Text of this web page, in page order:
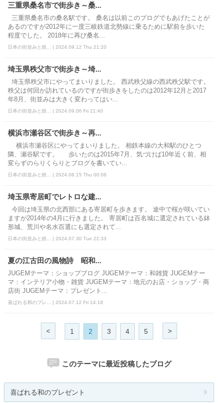
三重県桑名市で街歩き～桑...
三重県桑名市の桑名駅です。 桑名は以前このブログでもあげたことが
あるのですが2012年に一度三岐鉄道北勢線に乗るために駅前を歩いた
程度でした。 2018年に再び桑名...
日本の街並みと鉄... | 2024.09.12 Thu 21:20
埼玉県秩父市で街歩き～埼...
埼玉県秩父市にやってまいりました。 西武秩父線の西武秩父駅です。
秩父は何回か訪れているのですが街歩きをしたのは2012年12月と2017
年8月、街並みは大きく変わってはい...
日本の街並みと鉄... | 2024.09.06 Fri 21:40
横浜市瀬谷区で街歩き～再...
横浜市瀬谷区にやってまいりました。 相鉄本線の大和駅のひとつ
隣、瀬谷駅です。 歩いたのは2015年7月、気づけば10年近く前、相
変らずのらりくらりとブログを書いてい...
日本の街並みと鉄... | 2024.08.15 Thu 00:08
埼玉県寄居町でレトロな建...
今回は埼玉県の北西部にある寄居町を歩きます。 途中で桜が咲いてい
ますが2014年の4月に行きました。 寄居町は百名城に選定されている鉢
形城、荒川や名水百選にも選定されて...
日本の街並みと鉄... | 2024.07.30 Tue 22:33
夏の江古田の風物詩 昭和...
JUGEMテーマ：ショップブログ JUGEMテーマ：和雑貨 JUGEMテー
マ：インテリア小物・雑貨 JUGEMテーマ：地元のお店・ショップ・商
店街 JUGEMテーマ：プレゼント...
喜ばれる和のプレ... | 2024.07.12 Fri 14:18
< 1 2 3 4 5 >
このテーマに最近投稿したブログ
喜ばれる和のプレゼント